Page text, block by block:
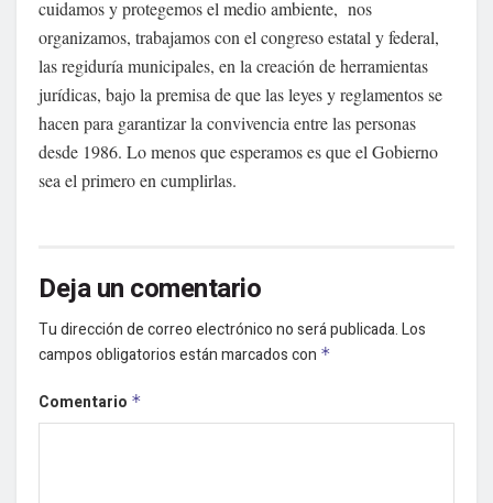
cuidamos y protegemos el medio ambiente, nos
organizamos, trabajamos con el congreso estatal y federal,
las regiduría municipales, en la creación de herramientas
jurídicas, bajo la premisa de que las leyes y reglamentos se
hacen para garantizar la convivencia entre las personas
desde 1986. Lo menos que esperamos es que el Gobierno
sea el primero en cumplirlas.
Deja un comentario
Tu dirección de correo electrónico no será publicada.Los
campos obligatorios están marcados con *
Comentario *